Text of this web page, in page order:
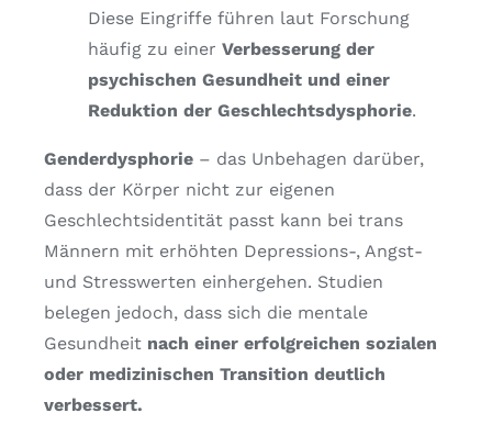
Diese Eingriffe führen laut Forschung
häufig zu einer Verbesserung der
psychischen Gesundheit und einer
Reduktion der Geschlechtsdysphorie.
Genderdysphorie– das Unbehagen darüber,
dass der Körper nicht zur eigenen
Geschlechtsidentität passt kann bei trans
Männern mit erhöhten Depressions-, Angst-
und Stresswerten einhergehen. Studien
belegen jedoch, dass sich die mentale
Gesundheit nach einer erfolgreichen sozialen
oder medizinischen Transition deutlich
verbessert.